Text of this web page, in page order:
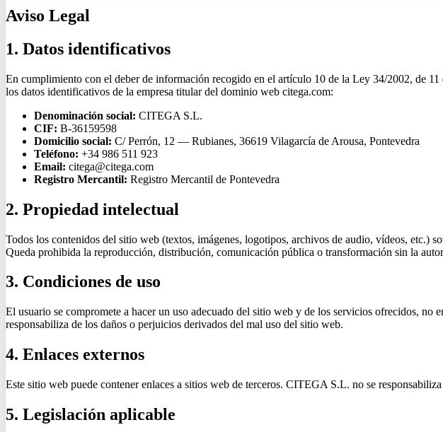
Aviso Legal
1. Datos identificativos
En cumplimiento con el deber de información recogido en el artículo 10 de la Ley 34/2002, de
los datos identificativos de la empresa titular del dominio web citega.com:
Denominación social: CITEGA S.L.
CIF: B-36159598
Domicilio social: C/ Perrón, 12 — Rubianes, 36619 Vilagarcía de Arousa, Pontevedra
Teléfono: +34 986 511 923
Email: citega@citega.com
Registro Mercantil: Registro Mercantil de Pontevedra
2. Propiedad intelectual
Todos los contenidos del sitio web (textos, imágenes, logotipos, archivos de audio, vídeos, etc.)
Queda prohibida la reproducción, distribución, comunicación pública o transformación sin la
3. Condiciones de uso
El usuario se compromete a hacer un uso adecuado del sitio web y de los servicios ofrecidos,
responsabiliza de los daños o perjuicios derivados del mal uso del sitio web.
4. Enlaces externos
Este sitio web puede contener enlaces a sitios web de terceros. CITEGA S.L. no se
5. Legislación aplicable